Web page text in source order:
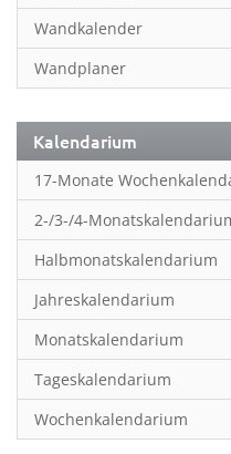
Inspiration & Spiritualität
Kinderkalender
Kunst
Länder & Städte
Landschaft & Natur
Lifestyle
Literatur
Manga & Animé
Neutrale Kalender
Partner- & Wandplaner
Planung & Organisation
Wandkalender
Wandplaner
Kalendarium
17-Monate
2-/3-/4-
Halbmonatskalendarium
Jahreskalendarium
Monatskalendarium
Tageskalendarium
Wochenkalendarium